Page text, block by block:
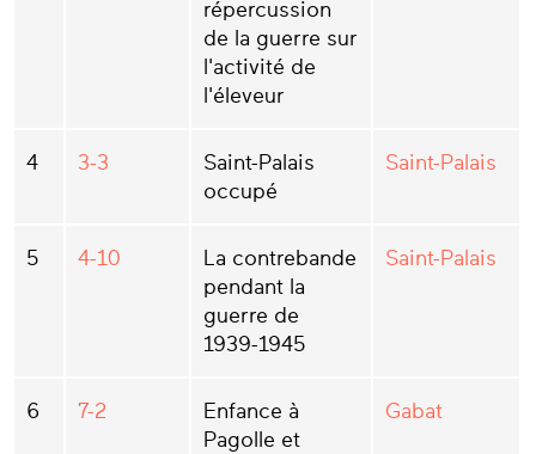
répercussion
de la guerre sur
l'activité de
l'éleveur
4 3-3
Saint-Palais
occupé
Saint-Palais
5 4-10
La contrebande
pendant la
guerre de
1939-1945
Saint-Palais
6 7-2
Enfance à
Pagolle et
Gabat